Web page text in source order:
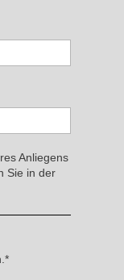
Anliegens
Sie in der